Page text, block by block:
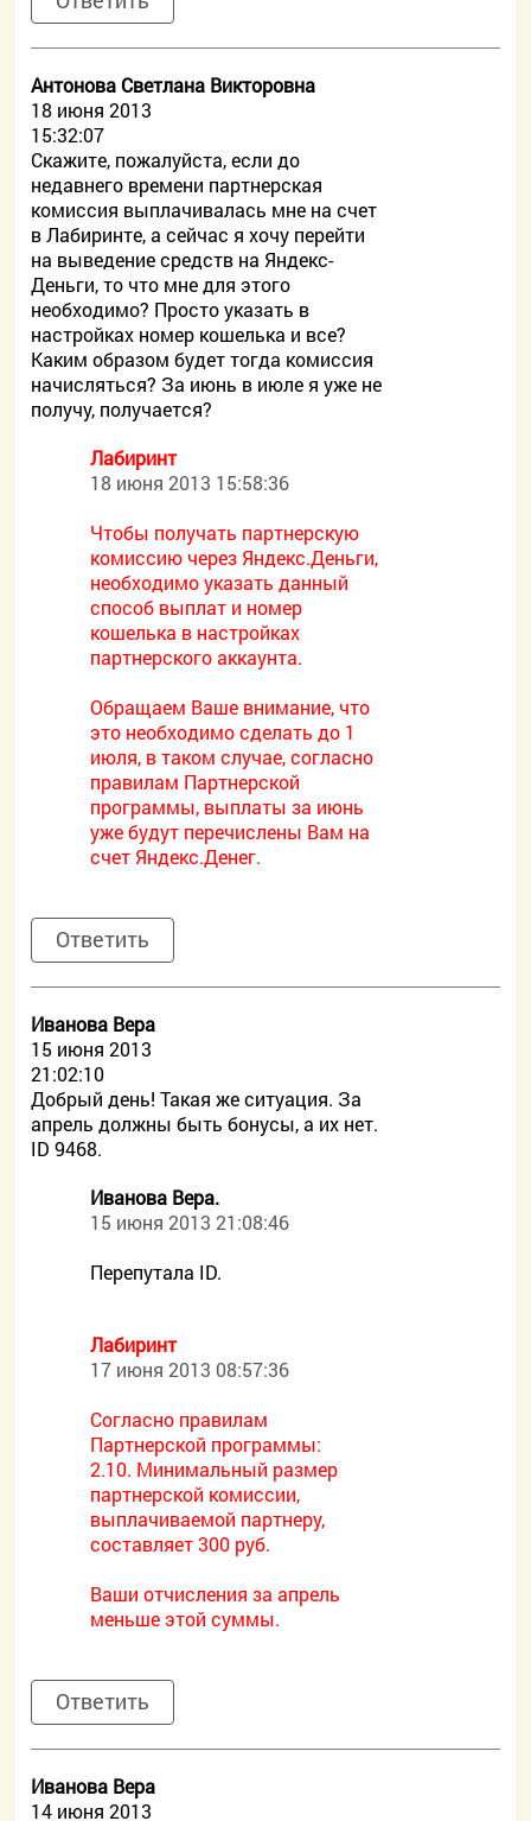
Антонова Светлана Викторовна
18 июня 2013
15:32:07
Скажите, пожалуйста, если до
недавнего времени партнерская
комиссия выплачивалась мне на счет
в Лабиринте, а сейчас я хочу перейти
на выведение средств на Яндекс-
Деньги, то что мне для этого
необходимо? Просто указать в
настройках номер кошелька и все?
Каким образом будет тогда комиссия
начисляться? За июнь в июле я уже не
получу, получается?
Лабиринт
18 июня 2013 15:58:36
Чтобы получать партнерскую
комиссию через Яндекс.Деньги,
необходимо указать данный
способ выплат и номер
кошелька в настройках
партнерского аккаунта.
Обращаем Ваше внимание, что
это необходимо сделать до 1
июля, в таком случае, согласно
правилам Партнерской
программы, выплаты за июнь
уже будут перечислены Вам на
счет Яндекс.Денег.
Ответить
Иванова Вера
15 июня 2013
21:02:10
Добрый день! Такая же ситуация. За
апрель должны быть бонусы, а их нет.
ID 9468.
Иванова Вера.
15 июня 2013 21:08:46
Перепутала ID.
Лабиринт
17 июня 2013 08:57:36
Согласно правилам
Партнерской программы:
2.10. Минимальный размер
партнерской комиссии,
выплачиваемой партнеру,
составляет 300 руб.
Ваши отчисления за апрель
меньше этой суммы.
Ответить
Иванова Вера
14 июня 2013